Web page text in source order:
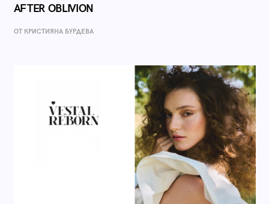
AFTER OBLIVION
ОТ КРИСТИЯНА БУРДЕВА